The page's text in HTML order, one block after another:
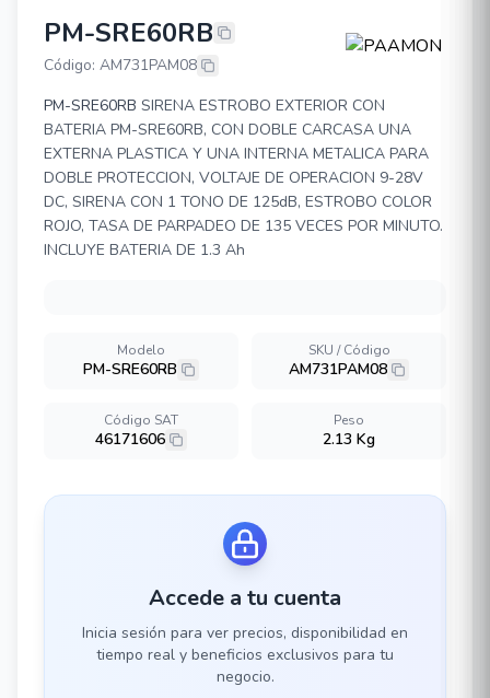
PAAMON PM-SRE60RB
PM-SRE60RB
Código: AM731PAM08
PM-SRE60RB SIRENA ESTROBO EXTERIOR CON
BATERIA PM-SRE60RB, CON DOBLE CARCASA UNA
EXTERNA PLASTICA Y UNA INTERNA METALICA PARA
DOBLE PROTECCION, VOLTAJE DE OPERACION 9-28V
DC, SIRENA CON 1 TONO DE 125dB, ESTROBO COLOR
ROJO, TASA DE PARPADEO DE 135 VECES POR MINUTO.
INCLUYE BATERIA DE 1.3 Ah
Modelo
PM-SRE60RB
SKU / Código
AM731PAM08
Código SAT
46171606
Peso
2.13 Kg
Accede a tu cuenta
Inicia sesión para ver precios, disponibilidad en
tiempo real y beneficios exclusivos para tu
negocio.